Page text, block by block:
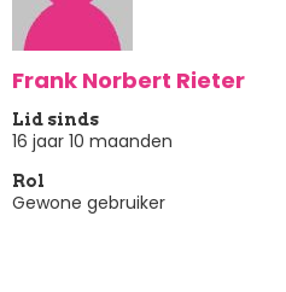
Frank Norbert Rieter
Lid sinds
16 jaar 10 maanden
Rol
Gewone gebruiker